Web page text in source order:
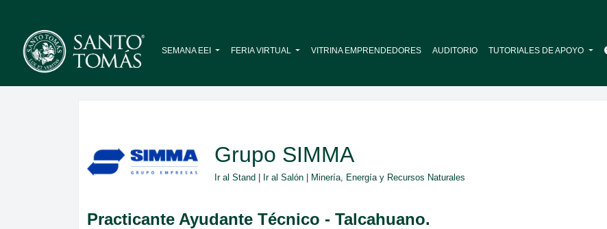
SEMANA EEI FERIA VIRTUAL VITRINA EMPRENDEDORES AUDITORIO TUTORIALES DE APOYO
Grupo SIMMA
Ir al Stand Ir al Salón| Minería, Energía y Recursos Naturales
Practicante Ayudante Técnico - Talcahuano.